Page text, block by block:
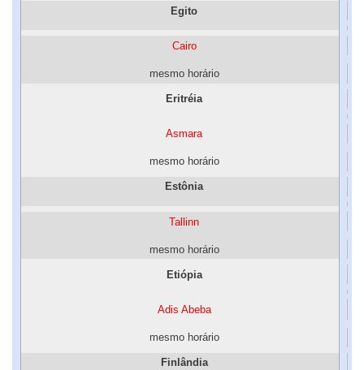
Egito
Cairo
mesmo horário
Eritréia
Asmara
mesmo horário
Estônia
Tallinn
mesmo horário
Etiópia
Adis Abeba
mesmo horário
Finlândia